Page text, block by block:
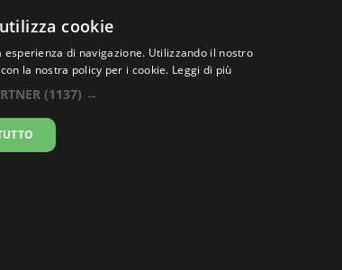
.co
Vedi
cookie
di navigazione. Utilizzando il nostro
la nostra policy per i cookie. Leggi di più
(1137) →